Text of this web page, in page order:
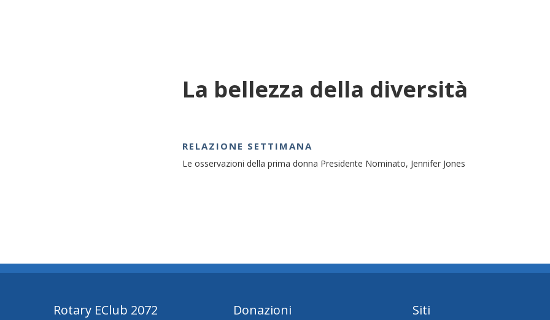
La bellezza della diversità
RELAZIONE SETTIMANA
Le osservazioni della prima donna Presidente Nominato, Jennifer Jones
Rotary EClub 2072 Donazioni Siti